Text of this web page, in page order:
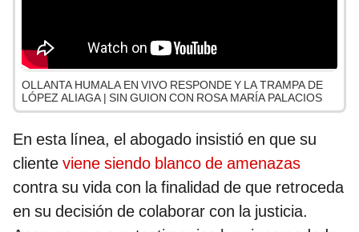
OLLANTA HUMALA EN VIVO RESPONDE Y LA TRAMPA DE
LÓPEZ ALIAGA | SIN GUION CON ROSA MARÍA PALACIOS
En esta línea, el abogado insistió en que su
cliente viene siendo blanco de amenazas
contra su vida con la finalidad de que retroceda
en su decisión de colaborar con la justicia.